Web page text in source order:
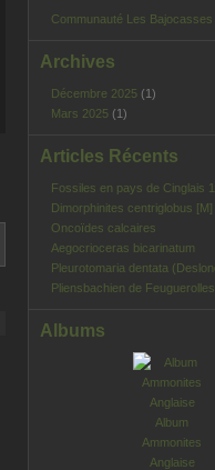
Communauté Les Bajocasses
Archives
Décembre 2025 (1)
Mars 2025 (1)
Articles Récents
Fossiles en pays de Cinglais
Dimorphinites centriglobus [M]
Oncoïdes calcaires
Aegocrioceras bicarinatum
Pleurotomaria dentata
Pliensbachien de
Albums
Album
Ammonites
Anglaise